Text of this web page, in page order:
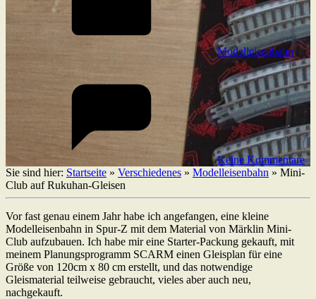
Modelleisenbahn
Keine Kommentare
Sie sind hier: Startseite » Verschiedenes » Modelleisenbahn » Mini-
Club auf Rukuhan-Gleisen
Vor fast genau einem Jahr habe ich angefangen, eine kleine
Modelleisenbahn in Spur-Z mit dem Material von Märklin Mini-
Club aufzubauen. Ich habe mir eine Starter-Packung gekauft, mit
meinem Planungsprogramm SCARM einen Gleisplan für eine
Größe von 120cm x 80 cm erstellt, und das notwendige
Gleismaterial teilweise gebraucht, vieles aber auch neu,
nachgekauft.